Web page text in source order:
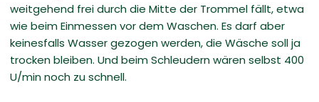
weitgehend frei durch die Mitte der Trommel fällt, etwa
wie beim Einmessen vor dem Waschen. Es darf aber
keinesfalls Wasser gezogen werden, die Wäsche soll ja
trocken bleiben. Und beim Schleudern wären selbst 400
U/min noch zu schnell.